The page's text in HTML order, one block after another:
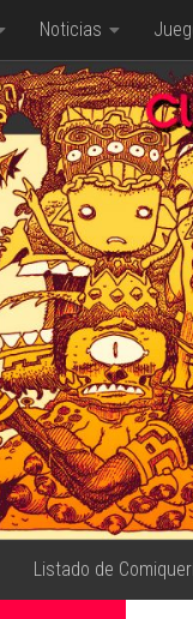
Noticias
Listado de